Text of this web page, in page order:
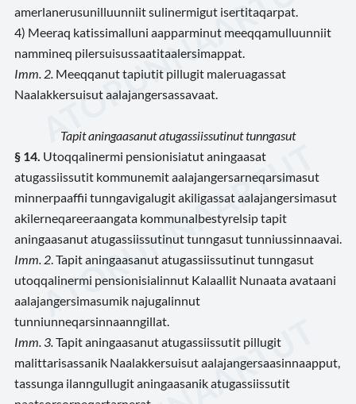
amerlanerusunilluunniit sulinermigut isertitaqarpat.
4) Meeraq katissimalluni aapparminut meeqqamulluunniit
nammineq pilersuisussaatitaalersimappat.
Imm. 2. Meeqqanut tapiutit pillugit maleruagassat
Naalakkersuisut aalajangersassavaat.
Tapit aningaasanut atugassiissutinut tunngasut
§ 14. Utoqqalinermi pensionisiatut aningaasat
atugassiissutit kommunemit aalajangersarneqarsimasut
minnerpaaffii tunngavigalugit akiligassat aalajangersimasut
akilerneqareeraangata kommunalbestyrelsip tapit
aningaasanut atugassiissutinut tunngasut tunniussinnaavai.
Imm. 2 . Tapit aningaasanut atugassiissutinut tunngasut
utoqqalinermi pensionisialinnut Kalaallit Nunaata avataani
aalajangersimasumik najugalinnut
tunniunneqarsinnaanngillat.
Imm. 3. Tapit aningaasanut atugassiissutit pillugit
malittarisassanik Naalakkersuisut aalajangersaasinnaapput,
tassunga ilanngullugit aningaasanik atugassiissutit